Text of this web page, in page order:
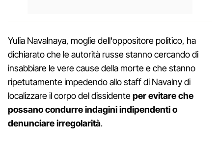
Yulia Navalnaya, moglie dell'oppositore politico, ha
dichiarato che le autorità russe stanno cercando di
insabbiare le vere cause della morte e che stanno
ripetutamente impedendo allo staff di Navalny di
localizzare il corpo del dissidenteper evitare che
possano condurre indagini indipendenti o
denunciare irregolarità.